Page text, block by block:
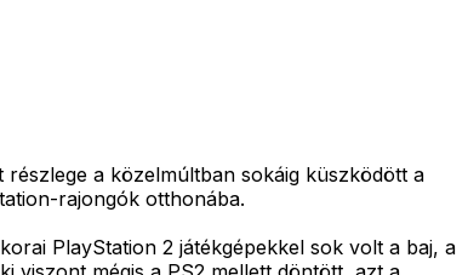
a közelmúltban sokáig küszködött a
rajongók otthonába.
PlayStation 2 játékgépekkel sok volt a baj, a